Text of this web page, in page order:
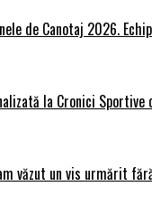
de Canotaj 2026.
la Cronici Sportive
văzut un vis urmărit